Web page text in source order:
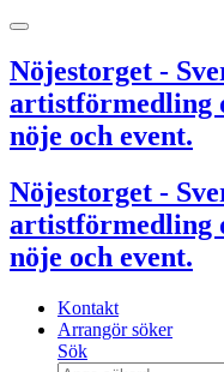
Nöjestorget -
artistförmedling
nöje och event.
Nöjestorget -
artistförmedling
nöje och event.
Kontakt
Arrangör söker
Sök